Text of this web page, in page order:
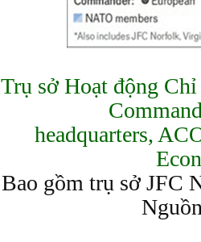
Trụ sở Hoạt động
headquarters,
Bao gồm trụ sở JFC